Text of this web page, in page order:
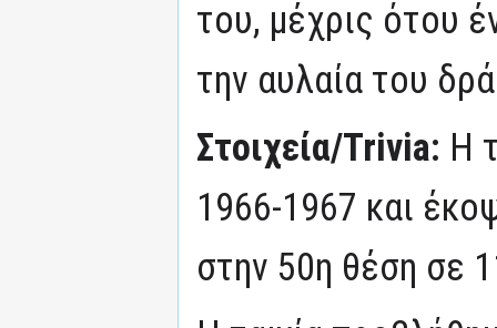
του, μέχρις ότου
την αυλαία του
Στοιχεία/Trivia: Η
1966-1967 και
στην 50η θέση σε